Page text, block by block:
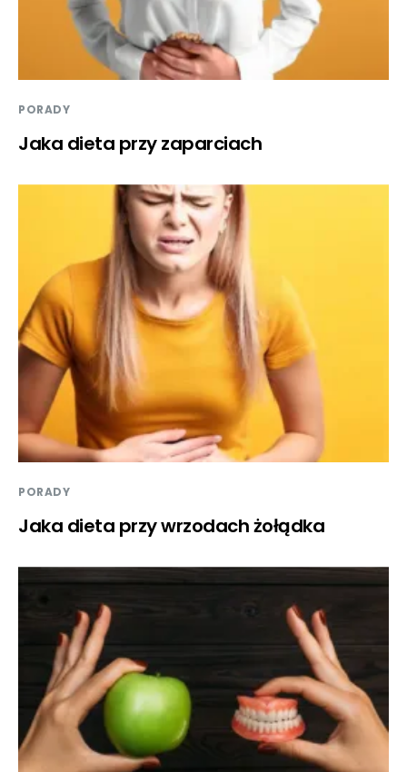
PORADY
Jaka dieta przy zaparciach
PORADY
Jaka dieta przy wrzodach żołądka